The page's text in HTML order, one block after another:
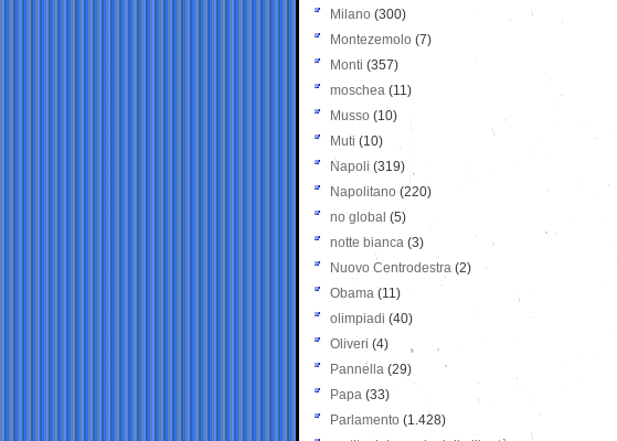
Milano (300)
Montezemolo (7)
Monti (357)
moschea (11)
Musso (10)
Muti (10)
Napoli (319)
Napolitano (220)
no global (5)
notte bianca (3)
Nuovo Centrodestra (2)
Obama (11)
olimpiadi (40)
Oliveri (4)
Pannella (29)
Papa (33)
Parlamento (1.428)